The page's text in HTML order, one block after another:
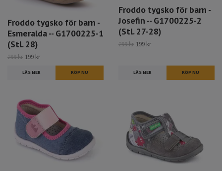
Froddo tygsko för barn -
Esmeralda -- G1700225-1
(Stl. 28)
299 kr 199 kr
LÄS MER KÖP NU
Froddo tygsko för barn -
Josefin -- G1700225-2
(Stl. 27-28)
299 kr 199 kr
LÄS MER KÖP NU